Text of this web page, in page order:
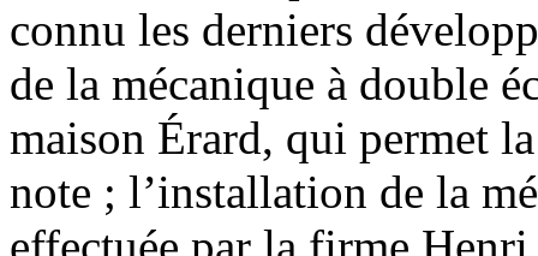
connu les derniers
de la mécanique à double
maison Érard, qui permet
note ; l’installation de la
effectuée par la firme Henri